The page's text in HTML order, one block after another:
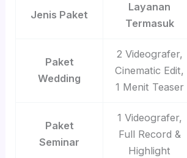
Jenis Paket
Layanan
Termasuk
Paket
Wedding
2 Videografer,
Cinematic Edit,
1 Menit Teaser
Paket
Seminar
1 Videografer,
Full Record &
Highlight